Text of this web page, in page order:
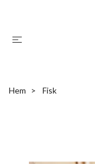
Hem Fisk